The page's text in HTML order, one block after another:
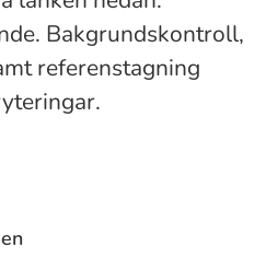
Bakgrundskontroll,
referenstagning